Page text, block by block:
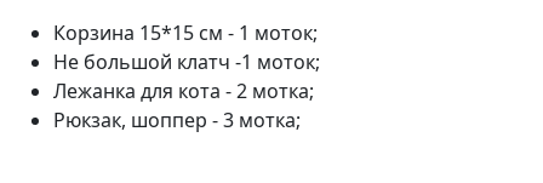
Корзина 15*15 см - 1 моток;
Не большой клатч -1 моток;
Лежанка для кота - 2 мотка;
Рюкзак, шоппер - 3 мотка;